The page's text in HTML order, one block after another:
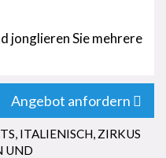
jonglieren Sie mehrere
Angebot anfordern
, ITALIENISCH, ZIRKUS
UND